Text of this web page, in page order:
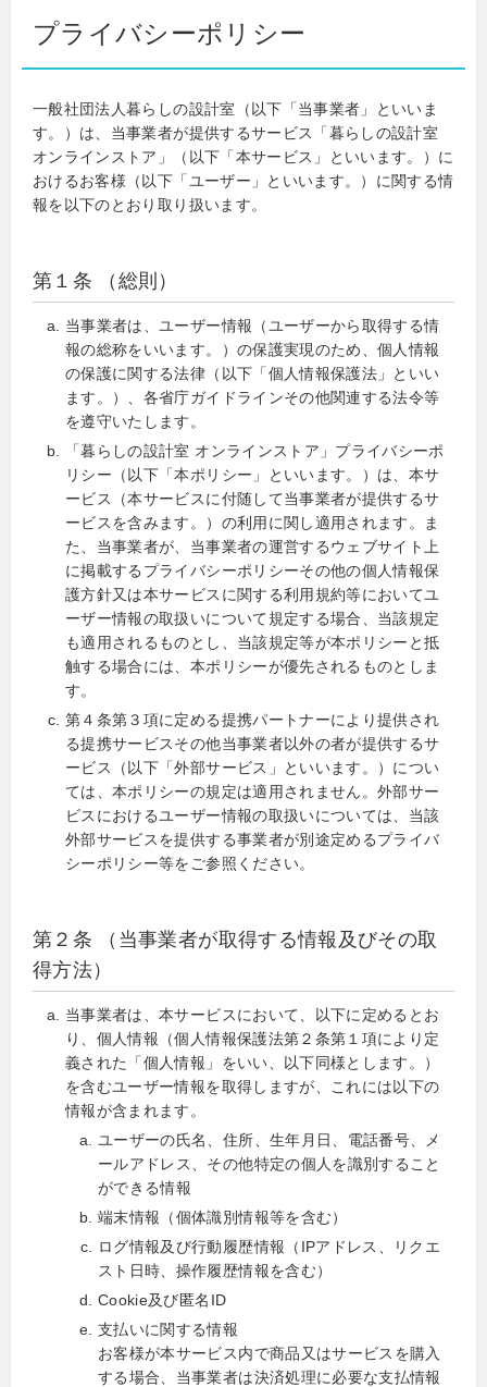
プライバシーポリシー
一般社団法人暮らしの設計室（以下「当事業者」といいま
す。）は、当事業者が提供するサービス「暮らしの設計室
オンラインストア」（以下「本サービス」といいます。）に
おけるお客様（以下「ユーザー」といいます。）に関する情
報を以下のとおり取り扱います。
第１条 （総則）
当事業者は、ユーザー情報（ユーザーから取得する情
報の総称をいいます。）の保護実現のため、個人情報
の保護に関する法律（以下「個人情報保護法」といい
ます。）、各省庁ガイドラインその他関連する法令等
を遵守いたします。
「暮らしの設計室 オンラインストア」プライバシーポ
リシー（以下「本ポリシー」といいます。）は、本サ
ービス（本サービスに付随して当事業者が提供するサ
ービスを含みます。）の利用に関し適用されます。ま
た、当事業者が、当事業者の運営するウェブサイト上
に掲載するプライバシーポリシーその他の個人情報保
護方針又は本サービスに関する利用規約等においてユ
ーザー情報の取扱いについて規定する場合、当該規定
も適用されるものとし、当該規定等が本ポリシーと抵
触する場合には、本ポリシーが優先されるものとしま
す。
第４条第３項に定める提携パートナーにより提供され
る提携サービスその他当事業者以外の者が提供するサ
ービス（以下「外部サービス」といいます。）につい
ては、本ポリシーの規定は適用されません。外部サー
ビスにおけるユーザー情報の取扱いについては、当該
外部サービスを提供する事業者が別途定めるプライバ
シーポリシー等をご参照ください。
第２条 （当事業者が取得する情報及びその取
得方法）
当事業者は、本サービスにおいて、以下に定めるとお
り、個人情報（個人情報保護法第２条第１項により定
義された「個人情報」をいい、以下同様とします。）
を含むユーザー情報を取得しますが、これには以下の
情報が含まれます。
ユーザーの氏名、住所、生年月日、電話番号、メ
ールアドレス、その他特定の個人を識別すること
ができる情報
端末情報（個体識別情報等を含む）
ログ情報及び行動履歴情報（IPアドレス、リクエ
スト日時、操作履歴情報を含む）
Cookie及び匿名ID
支払いに関する情報
お客様が本サービス内で商品又はサービスを購入
する場合、当事業者は決済処理に必要な支払情報